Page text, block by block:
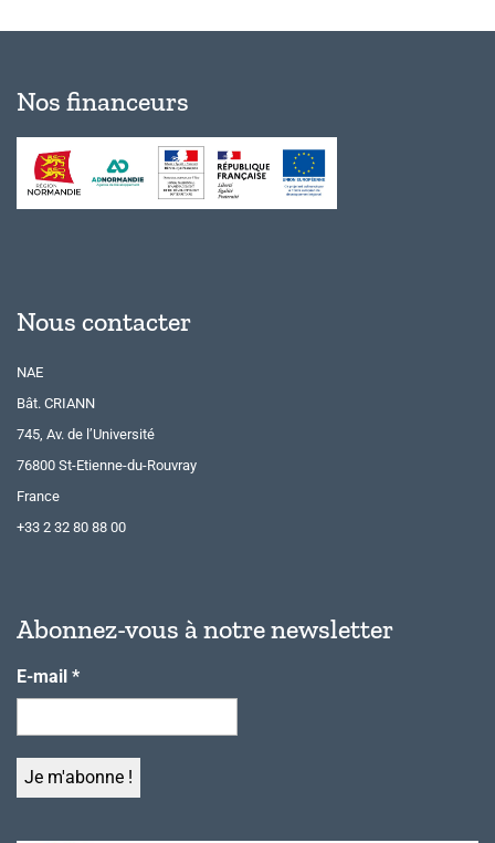
Nos financeurs
Nous contacter
NAE
Bât. CRIANN
745, Av. de l’Université
76800 St-Etienne-du-Rouvray
France
+33 2 32 80 88 00
Abonnez-vous à notre newsletter
E-mail *